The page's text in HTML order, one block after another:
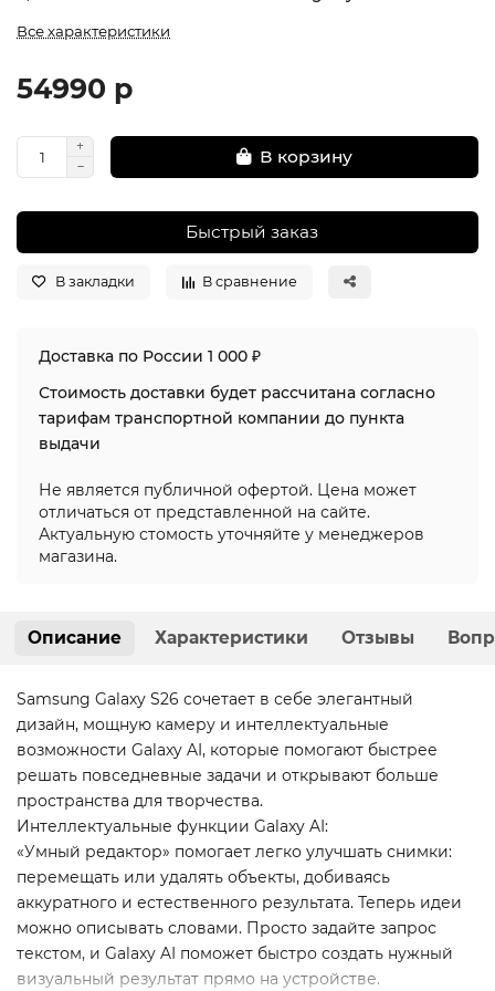
Все характеристики
54990 р
В корзину
Быстрый заказ
В закладки В сравнение
Доставка по России 1 000 ₽
Стоимость доставки будет рассчитана согласно
тарифам транспортной компании до пункта
выдачи
Не является публичной офертой. Цена может
отличаться от представленной на сайте.
Актуальную стомость уточняйте у менеджеров
магазина.
Описание Характеристики Отзывы
Samsung Galaxy S26 сочетает в себе элегантный
дизайн, мощную камеру и интеллектуальные
возможности Galaxy AI, которые помогают быстрее
решать повседневные задачи и открывают больше
пространства для творчества.
Интеллектуальные функции Galaxy AI:
«Умный редактор» помогает легко улучшать снимки:
перемещать или удалять объекты, добиваясь
аккуратного и естественного результата. Теперь идеи
можно описывать словами. Просто задайте запрос
текстом, и Galaxy AI поможет быстро создать нужный
визуальный результат прямо на устройстве.